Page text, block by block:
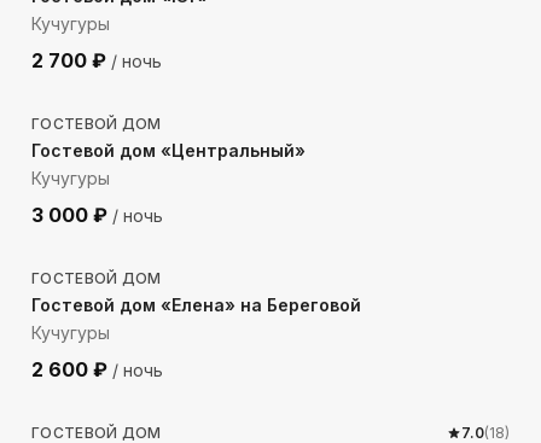
Кучугуры
2 700 ₽ / ночь
501м до моря
ГОСТЕВОЙ ДОМ
Гостевой дом «Центральный»
Кучугуры
3 000 ₽ / ночь
107м до моря
ГОСТЕВОЙ ДОМ
Гостевой дом «Елена» на Береговой
Кучугуры
2 600 ₽ / ночь
634м до моря
ГОСТЕВОЙ ДОМ 7.0(18)